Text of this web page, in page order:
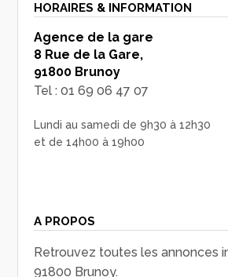
HORAIRES & INFORMATION
Agence de la gare
8 Rue de la Gare,
91800 Brunoy
Tel : 01 69 06 47 07
Lundi au samedi de 9h30 à 12h30
et de 14h00 à 19h00
A PROPOS
Retrouvez toutes les annonces
91800 Brunoy.